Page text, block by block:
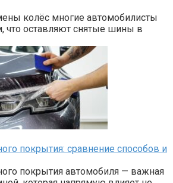
колёс многие автомобилисты
что оставляют снятые шины в
покрытия: сравнение способов и
покрытия автомобиля — важная